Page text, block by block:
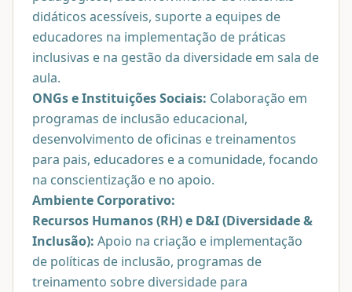
didáticos acessíveis, suporte a equipes de
educadores na implementação de práticas
inclusivas e na gestão da diversidade em sala de
aula.
ONGs e Instituições Sociais: Colaboração em
programas de inclusão educacional,
desenvolvimento de oficinas e treinamentos
para pais, educadores e a comunidade, focando
na conscientização e no apoio.
Ambiente Corporativo:
Recursos Humanos (RH) e D&I (Diversidade &
Inclusão): Apoio na criação e implementação
de políticas de inclusão, programas de
treinamento sobre diversidade para